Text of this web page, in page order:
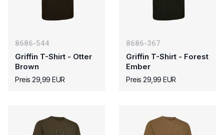
8686-544
Griffin T-Shirt - Otter
Brown
Preis 29,99 EUR
8686-367
Griffin T-Shirt - Forest
Ember
Preis 29,99 EUR